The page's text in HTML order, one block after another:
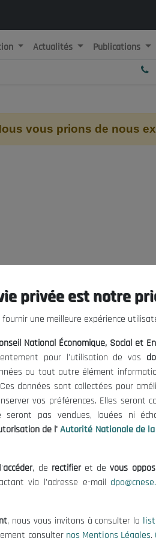
République Algérienne
Actualités Publications
vous prions de nous
Informations utiles
Mentions Légales
Conditions d'Utilisation
Politique de Protection des Données
Politique des Cookies
© 2026 Conseil National
privée est notre
une meilleure expérience
National Économique, Social et
pour l'utilisation de vos
ou tout autre élément
données sont collectées pour
vos préférences. Elles seront
pas vendues, louées ni
de l' Autorité Nationale de
accéder, de rectifieret devous
via l'adresse e-mail
, nous vous invitons à consulter la
consulter nos Mentions Légales,